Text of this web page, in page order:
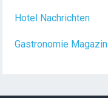
Hotel Nachrichten
Gastronomie Magazin